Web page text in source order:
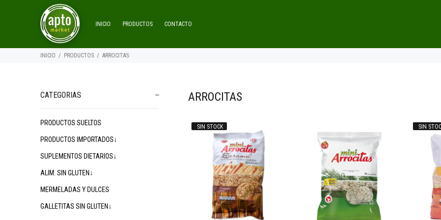
INICIO PRODUCTOS CONTACTO
INICIO PRODUCTOS ARROCITAS
CATEGORIAS
PRODUCTOS SUELTOS
PRODUCTOS IMPORTADOS↓
SUPLEMENTOS DIETARIOS↓
ALIM. SIN GLUTEN↓
MERMELADAS Y DULCES
GALLETITAS SIN GLUTEN↓
ARROCITAS
SIN STOCK
$1.900
SIN
$1.90000